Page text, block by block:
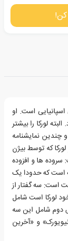
است. او
لورکا را بیشتر
چندین نمایشنامه
که توسط بیژن
ها و افزوده
است که حدودا یک
است: سه گفتار از
لورکا است شامل
دوم شامل این سه
و «آخرین